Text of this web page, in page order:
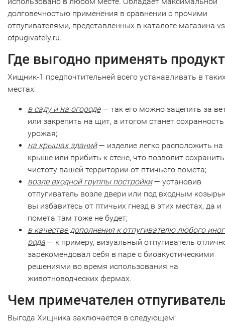
долговечностью применения в сравнении с прочими
отпугивателями, представленных в каталоге магазина
otpugivately.ru.
Где выгодно применять
Хищник-1 предпочтительней всего устанавливать в
местах:
в саду и на огороде— так его можно зацепить за
или закрепить на щит, а итогом станет сохранность
урожая;
на крышах зданий— изделие легко расположить на
крыше или прибить к стене, что позволит сохранить
чистоту вашей территории от птичьего помета;
возле входной группы постройки— установив
отпугиватель возле двери или под входным
вы избавитесь от птичьих гнезд в этих местах, да и
помета там тоже не будет;
в качестве дополнения к отпугивателю любого
рода — к примеру, визуальный отпугиватель
зарекомендовал себя в паре с биоакустическими
решениями во время использования на
животноводческих фермах.
Чем примечателен
Выгода Хищника заключается в следующем: